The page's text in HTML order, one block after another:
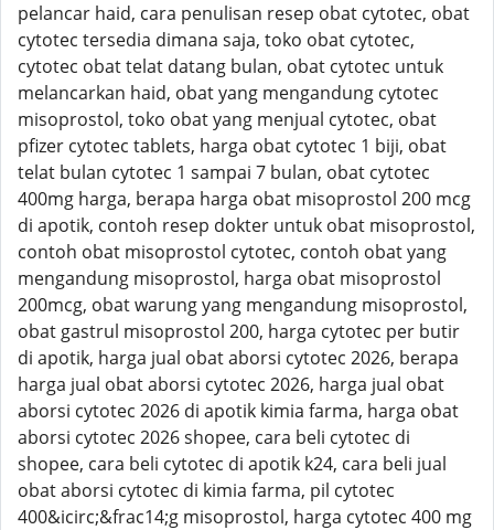
pelancar haid, cara penulisan resep obat cytotec, obat
cytotec tersedia dimana saja, toko obat cytotec,
cytotec obat telat datang bulan, obat cytotec untuk
melancarkan haid, obat yang mengandung cytotec
misoprostol, toko obat yang menjual cytotec, obat
pfizer cytotec tablets, harga obat cytotec 1 biji, obat
telat bulan cytotec 1 sampai 7 bulan, obat cytotec
400mg harga, berapa harga obat misoprostol 200 mcg
di apotik, contoh resep dokter untuk obat misoprostol,
contoh obat misoprostol cytotec, contoh obat yang
mengandung misoprostol, harga obat misoprostol
200mcg, obat warung yang mengandung misoprostol,
obat gastrul misoprostol 200, harga cytotec per butir
di apotik, harga jual obat aborsi cytotec 2026, berapa
harga jual obat aborsi cytotec 2026, harga jual obat
aborsi cytotec 2026 di apotik kimia farma, harga obat
aborsi cytotec 2026 shopee, cara beli cytotec di
shopee, cara beli cytotec di apotik k24, cara beli jual
obat aborsi cytotec di kimia farma, pil cytotec
400&icirc;&frac14;g misoprostol, harga cytotec 400 mg